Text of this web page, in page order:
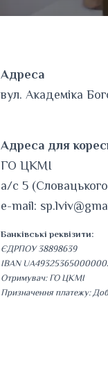
Адреса
вул. Академіка
Адреса для
ГО ЦКМІ
а/с 5
e-mail:
Банківські реквізити:
ЄДРПОУ 38898639
IBAN
Отримувач: ГО ЦКМІ
Призначення платежу: